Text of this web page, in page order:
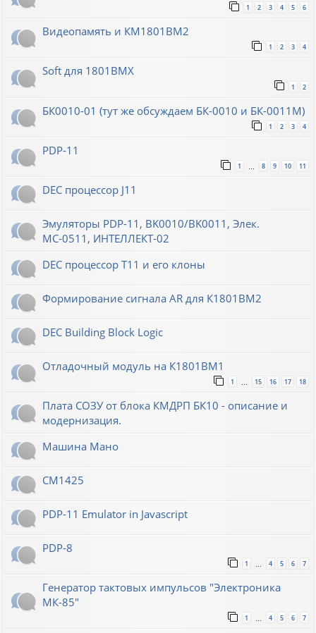
1 2 3 4 5 6
Видеопамять и КМ1801ВМ2
1 2 3 4
Soft для 1801ВМХ
1 2
БК0010-01 (тут же обсуждаем БК-0010 и БК-0011М)
1 2 3 4
PDP-11
1 8 9 10 11
DEC процессор J11
Эмуляторы PDP-11, BK0010/BK0011, Элек.
МС-0511, ИНТЕЛЛЕКТ-02
DEC процессор T11 и его клоны
Формирование сигнала AR для К1801ВМ2
DEC Building Block Logic
Отладочный модуль на К1801ВМ1
1 15 16 17 18
Плата СОЗУ от блока КМДРП БК10 - описание и
модернизация.
Машина Мано
СМ1425
PDP-11 Emulator in Javascript
PDP-8
1 4 5 6 7
Генератор тактовых импульсов "Электроника
МК-85"
1 4 5 6 7